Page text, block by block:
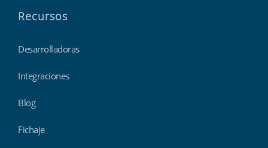
Recursos
Desarrolladoras
Integraciones
Blog
Fichaje